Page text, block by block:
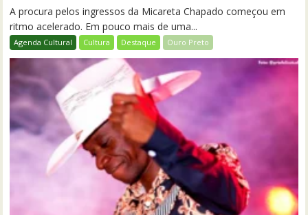
A procura pelos ingressos da Micareta Chapado começou em
ritmo acelerado. Em pouco mais de uma...
Agenda Cultural Cultura Destaque Ouro Preto